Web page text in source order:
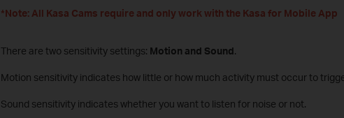
*Note: All Kasa Cams require and only work with the Kasa for Mobile App
There are two sensitivity settings: Motion and Sound.
Motion sensitivity indicates how little or how much activity must occur to
Sound sensitivity indicates whether you want to listen for noise or not.